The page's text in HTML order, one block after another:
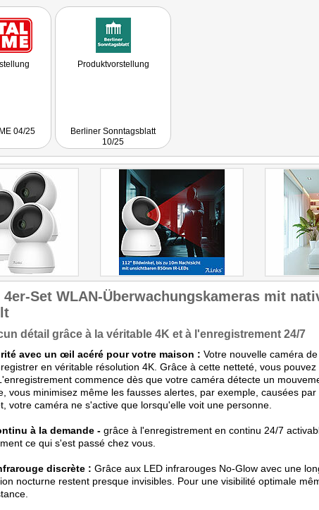
04/25
Produktvorstellung
Berliner Sonntagsblatt
10/25
4er-Set WLAN-Überwachungskameras mit
détail grâce à la véritable 4K et à l'enregistrement 24/7
avec un œil acéré pour votre maison : Votre nouvelle caméra
en véritable résolution 4K. Grâce à cette netteté, vous
commence dès que votre caméra détecte un
vous minimisez même les fausses alertes, par exemple, causées
votre caméra ne s'active que lorsqu'elle voit une personne.
à la demande - grâce à l'enregistrement en continu 24/7
ce qui s'est passé chez vous.
discrète : Grâce aux LED infrarouges No-Glow avec une
nocturne restent presque invisibles. Pour une visibilité optimale